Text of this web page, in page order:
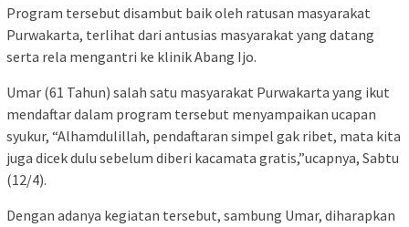
Program tersebut disambut baik oleh ratusan masyarakat
Purwakarta, terlihat dari antusias masyarakat yang datang
serta rela mengantri ke klinik Abang Ijo.
Umar (61 Tahun) salah satu masyarakat Purwakarta yang ikut
mendaftar dalam program tersebut menyampaikan ucapan
syukur, “Alhamdulillah, pendaftaran simpel gak ribet, mata kita
juga dicek dulu sebelum diberi kacamata gratis,”ucapnya, Sabtu
(12/4).
Dengan adanya kegiatan tersebut, sambung Umar, diharapkan